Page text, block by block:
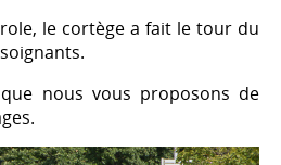
le cortège a fait le tour du
nous vous proposons de